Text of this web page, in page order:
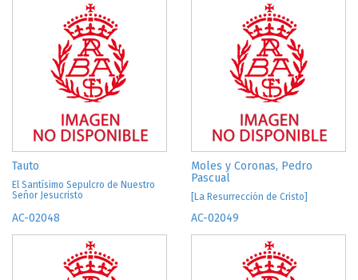
Tauto
El Santísimo Sepulcro de Nuestro
Señor Jesucristo
Moles y Coronas, Pedro
Pascual
[La Resurrección de Cristo]
AC-02048 AC-02049